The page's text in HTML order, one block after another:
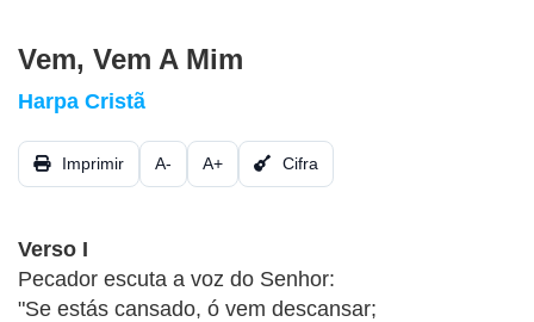
EBOOK
GRÁTIS
GUITAR
CIFRA
VÍDEO
Vem, Vem A Mim
Harpa Cristã
Imprimir A- A+ Cifra
Verso I
Pecador escuta a voz do Senhor:
"Se estás cansado, ó vem descansar;